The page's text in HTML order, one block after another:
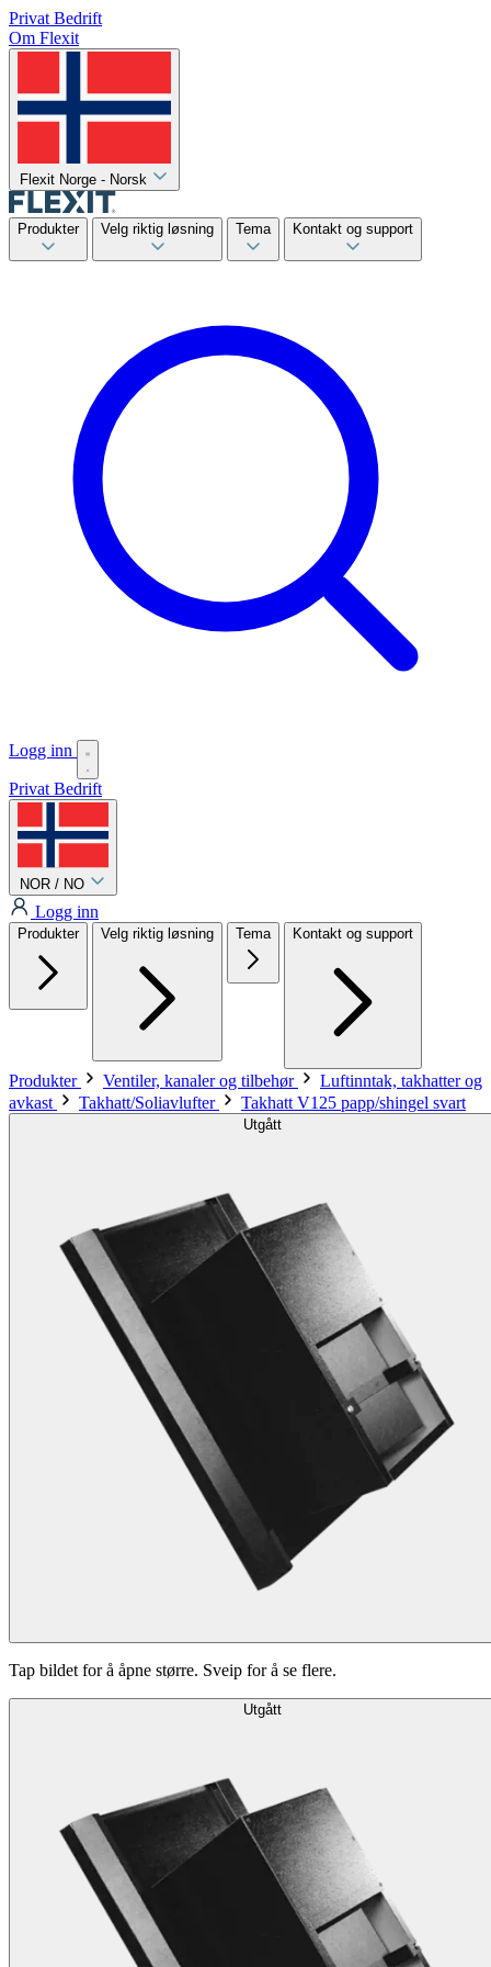
Privat Bedrift
Om Flexit
Flexit Norge - Norsk
Produkter Velg riktig løsning Tema Kontakt og support
Logg inn
Privat Bedrift
NOR / NO
Logg inn
Produkter Velg riktig løsning Tema Kontakt og support
Produkter Ventiler, kanaler og tilbehør
Luftinntak, takhatter og
avkast
Takhatt/Soliavlufter Takhatt V125 papp/shingel svart
Utgått
Tap bildet for å åpne større. Sveip for å se flere.
Utgått